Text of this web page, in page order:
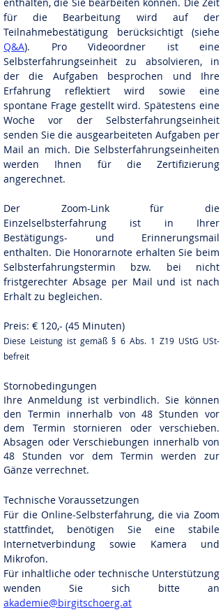
nach Absolvierung einer
Selbsterfahrungseinheit Kosten € 120,-)
Kosten für den Videoordner: € 180,-
für die Bearbeitung wird auf der
Teilnahmebestätigung berücksichtigt (siehe
Q&A). Pro Videoordner ist eine
Selbsterfahrungseinheit zu absolvieren, in
der die Aufgaben besprochen und Ihre
Erfahrung reflektiert wird sowie eine
spontane Frage gestellt wird. Spätestens eine
Woche vor der Selbsterfahrungseinheit
senden Sie die ausgearbeiteten Aufgaben per
Mail an mich. Die Selbsterfahrungseinheiten
werden Ihnen für die Zertifizierung
angerechnet.
Der Zoom-Linkfür die
Einzelselbsterfahrung ist in Ihrer
Bestätigungs- und Erinnerungsmail
enthalten. Die Honorarnote erhalten Sie beim
Selbsterfahrungstermin bzw. bei nicht
fristgerechter Absage per Mail und ist nach
Erhalt zu begleichen.
Preis: € 120,- (45 Minuten)
Diese Leistung ist gemäß § 6 Abs. 1 Z19UStG USt-
befreit
Stornobedingungen
Ihre Anmeldung ist verbindlich. Sie können
den Termin innerhalb von 48 Stunden vor
dem Termin stornieren oder verschieben.
Absagen oder Verschiebungen innerhalb von
48 Stunden vor dem Termin werden zur
Gänze verrechnet.
Technische Voraussetzungen
Für die Online-Selbsterfahrung, die via Zoom
stattfindet, benötigen Sie eine stabile
Internetverbindung sowie Kamera und
Mikrofon.
Für inhaltliche oder technische Unterstützung
wenden Sie sich bitte an
akademie@birgitschoerg.at